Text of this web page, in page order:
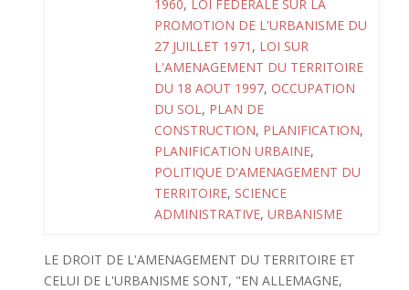
1960, LOI FEDERALE SUR LA
PROMOTION DE L'URBANISME DU
27 JUILLET 1971 , LOI SUR
L'AMENAGEMENT DU TERRITOIRE
DU 18 AOUT 1997, OCCUPATION
DU SOL, PLAN DE
CONSTRUCTION, PLANIFICATION,
PLANIFICATION URBAINE,
POLITIQUE D'AMENAGEMENT DU
TERRITOIRE, SCIENCE
ADMINISTRATIVE, URBANISME
LE DROIT DE L'AMENAGEMENT DU TERRITOIRE ET
CELUI DE L'URBANISME SONT, "EN ALLEMAGNE,